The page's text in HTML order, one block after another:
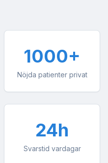
1000+
Nöjda patienter privat
24h
Svarstid vardagar